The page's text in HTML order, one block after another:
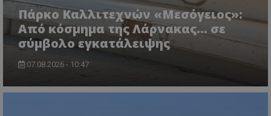
Πάρκο Καλλιτεχνών «Μεσόγειος»:
Από κόσμημα της Λάρνακας… σε
σύμβολο εγκατάλειψης
07.08.2026 - 10:47